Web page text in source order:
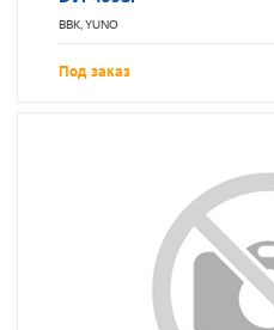
BBK, YUNO
Под заказ